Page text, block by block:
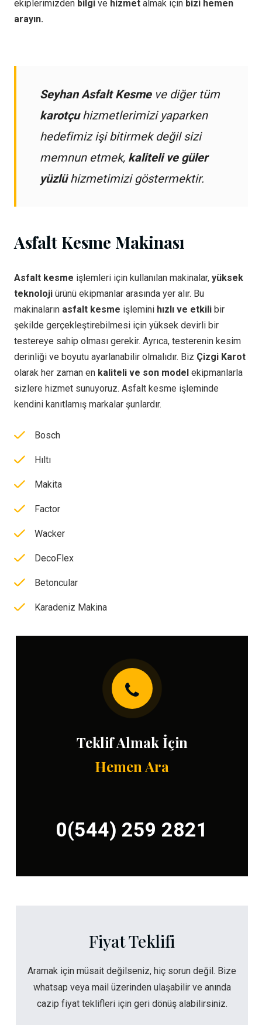
ekiplerimizden bilgi ve hizmet almak için bizi hemen
arayın.
Seyhan Asfalt Kesmeve diğer tüm
karotçuhizmetlerimizi yaparken
hedefimiz işi bitirmek değil sizi
memnun etmek, kaliteli ve güler
yüzlühizmetimizi göstermektir.
Asfalt Kesme Makinası
Asfalt kesme işlemleri için kullanılan makinalar, yüksek
teknoloji ürünü ekipmanlar arasında yer alır. Bu
makinaların asfalt kesme işlemini hızlı ve etkili bir
şekilde gerçekleştirebilmesi için yüksek devirli bir
testereye sahip olması gerekir. Ayrıca, testerenin kesim
derinliği ve boyutu ayarlanabilir olmalıdır. Biz Çizgi Karot
olarak her zaman en kaliteli ve son model ekipmanlarla
sizlere hizmet sunuyoruz. Asfalt kesme işleminde
kendini kanıtlamış markalar şunlardır.
Bosch
Hıltı
Makita
Factor
Wacker
DecoFlex
Betoncular
Karadeniz Makina
Teklif Almak İçin
Hemen Ara
0(544) 259 2821
Fiyat Teklifi
Aramak için müsait değilseniz, hiç sorun değil. Bize
whatsap veya mail üzerinden ulaşabilir ve anında
cazip fiyat teklifleri için geri dönüş alabilirsiniz.